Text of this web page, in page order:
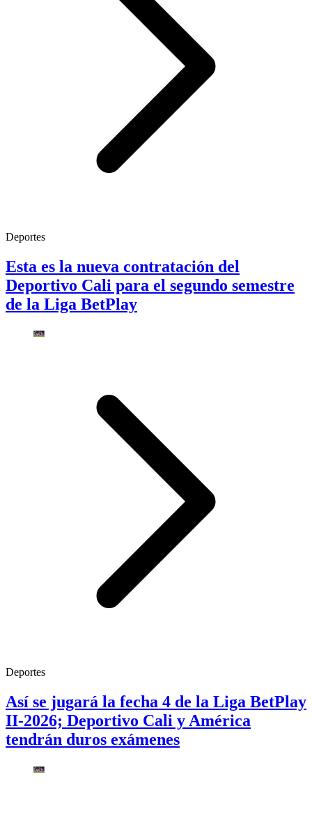
Deportes
Esta es la nueva contratación del
Deportivo Cali para el segundo semestre
de la Liga BetPlay
Deportes
Así se jugará la fecha 4 de la Liga BetPlay
II-2026; Deportivo Cali y América
tendrán duros exámenes